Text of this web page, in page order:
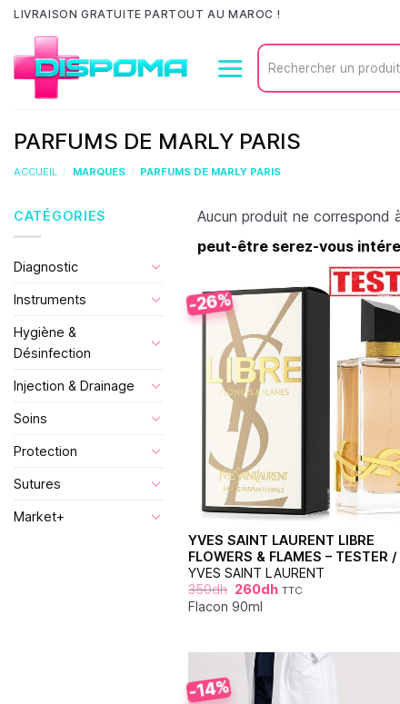
Passer
contenu
LIVRAISON GRATUITE PARTOUT AU MAROC !
Recherche
pour :
PARFUMS DE MARLY PARIS
ACCUEIL / MARQUES / PARFUMS DE MARLY PARIS
CATÉGORIES
Diagnostic
Instruments
Hygiène &
Désinfection
Injection & Drainage
Soins
Protection
Sutures
Market+
Aucun produit ne correspond
peut-être serez-vous
-26%
YVES SAINT LAURENT LIBRE
FLOWERS & FLAMES – TESTER /
YVES SAINT LAURENT
350dh 260dh TTC
Flacon 90ml
-14%